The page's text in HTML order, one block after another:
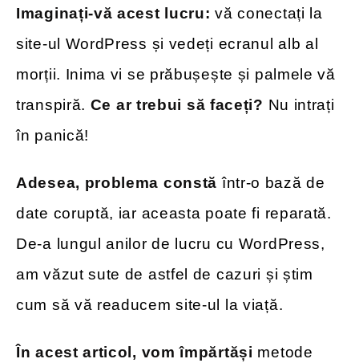
Imaginați-vă acest lucru:vă conectați la
site-ul WordPress și vedeți ecranul alb al
morții. Inima vi se prăbușește și palmele vă
transpiră. Ce ar trebui să faceți? Nu intrați
în panică!
Adesea, problema constă într-o bază de
date coruptă, iar aceasta poate fi reparată.
De-a lungul anilor de lucru cu WordPress,
am văzut sute de astfel de cazuri și știm
cum să vă readucem site-ul la viață.
În acest articol, vom împărtăși metode